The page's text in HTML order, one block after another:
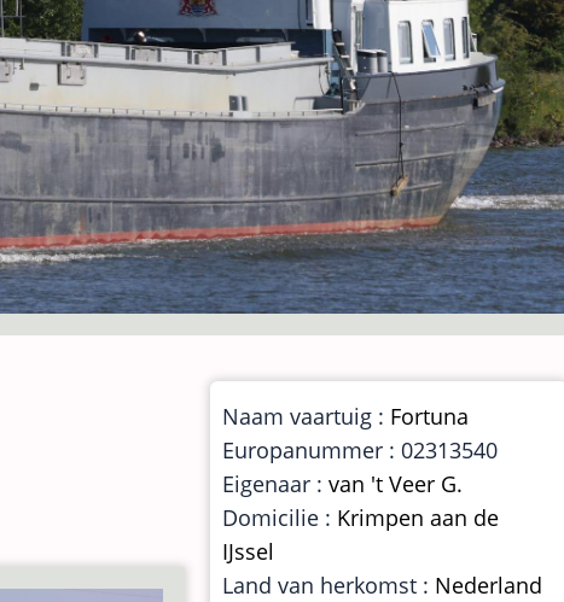
Naam vaartuig : Fortuna
Europanummer : 02313540
Eigenaar :van 't Veer G.
Domicilie : Krimpen aan de
IJssel
Land van herkomst : Nederland